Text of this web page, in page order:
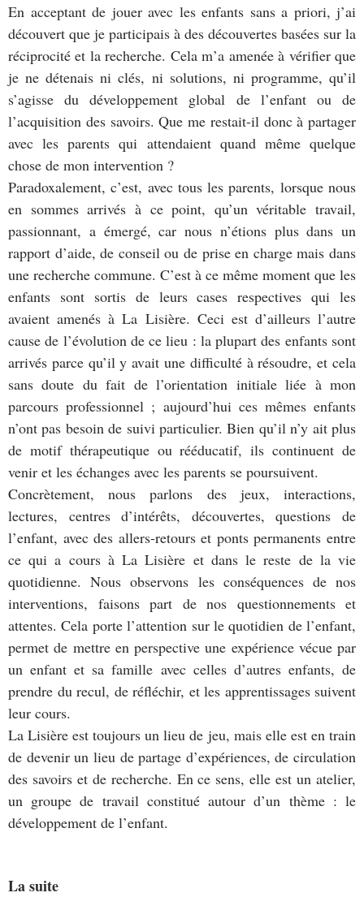
En acceptant de jouer avec les enfants sans a priori, j’ai
découvert que je participais à des découvertes basées sur la
réciprocité et la recherche. Cela m’a amenée à vérifier que
je ne détenais ni clés, ni solutions, ni programme, qu’il
s’agisse du développement global de l’enfant ou de
l’acquisition des savoirs. Que me restait-il donc à partager
avec les parents qui attendaient quand même quelque
chose de mon intervention ?
Paradoxalement, c’est, avec tous les parents, lorsque nous
en sommes arrivés à ce point, qu’un véritable travail,
passionnant, a émergé, car nous n’étions plus dans un
rapport d’aide, de conseil ou de prise en charge mais dans
une recherche commune. C’est à ce même moment que les
enfants sont sortis de leurs cases respectives qui les
avaient amenés à La Lisière. Ceci est d’ailleurs l’autre
cause de l’évolution de ce lieu : la plupart des enfants sont
arrivés parce qu’il y avait une difficulté à résoudre, et cela
sans doute du fait de l’orientation initiale liée à mon
parcours professionnel ; aujourd’hui ces mêmes enfants
n’ont pas besoin de suivi particulier. Bien qu’il n’y ait plus
de motif thérapeutique ou rééducatif, ils continuent de
venir et les échanges avec les parents se poursuivent.
Concrètement, nous parlons des jeux, interactions,
lectures, centres d’intérêts, découvertes, questions de
l’enfant, avec des allers-retours et ponts permanents entre
ce qui a cours à La Lisière et dans le reste de la vie
quotidienne. Nous observons les conséquences de nos
interventions, faisons part de nos questionnements et
attentes. Cela porte l’attention sur le quotidien de l’enfant,
permet de mettre en perspective une expérience vécue par
un enfant et sa famille avec celles d’autres enfants, de
prendre du recul, de réfléchir, et les apprentissages suivent
leur cours.
La Lisière est toujours un lieu de jeu, mais elle est en train
de devenir un lieu de partage d’expériences, de circulation
des savoirs et de recherche. En ce sens, elle est un atelier,
un groupe de travail constitué autour d’un thème : le
développement de l’enfant.
La suite